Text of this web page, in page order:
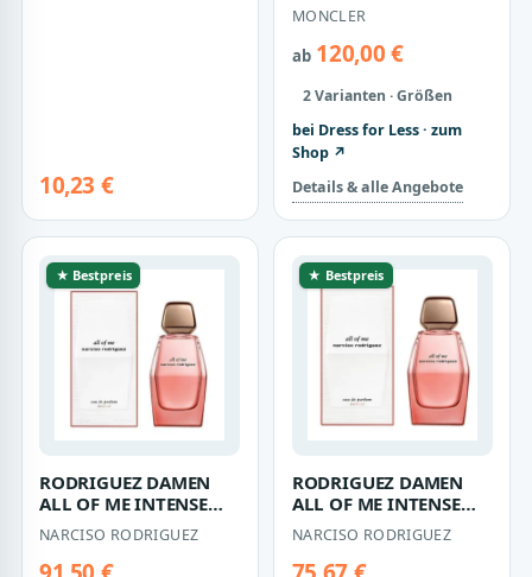
10,23 €
MONCLER
ab120,00 €
2 Varianten · Größen
bei Dress for Less · zum
Shop ↗
Details & alle Angebote
★ Bestpreis
RODRIGUEZ DAMEN
ALL OF ME INTENSE
EDP SPRAY 90ML
NARCISO RODRIGUEZ
★ Bestpreis
RODRIGUEZ DAMEN
ALL OF ME INTENSE
EDP SPRAY 50ML
NARCISO RODRIGUEZ